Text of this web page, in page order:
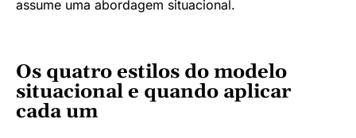
assume uma abordagem situacional.
Os quatro estilos do modelo
situacional e quando aplicar
cada um